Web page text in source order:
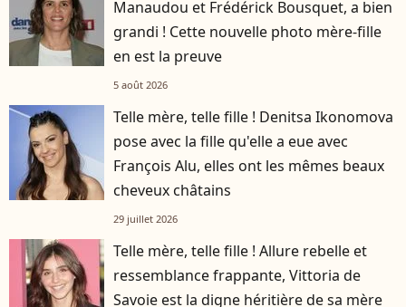
Manaudou et Frédérick Bousquet, a bien
grandi ! Cette nouvelle photo mère-fille
en est la preuve
5 août 2026
Telle mère, telle fille ! Denitsa Ikonomova
pose avec la fille qu'elle a eue avec
François Alu, elles ont les mêmes beaux
cheveux châtains
29 juillet 2026
Telle mère, telle fille ! Allure rebelle et
ressemblance frappante, Vittoria de
Savoie est la digne héritière de sa mère